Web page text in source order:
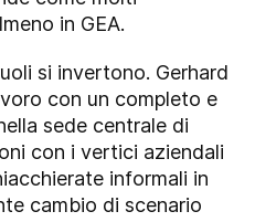
in GEA.
si invertono. Gerhard
con un completo e
sede centrale di
con i vertici aziendali
informali in
cambio di scenario